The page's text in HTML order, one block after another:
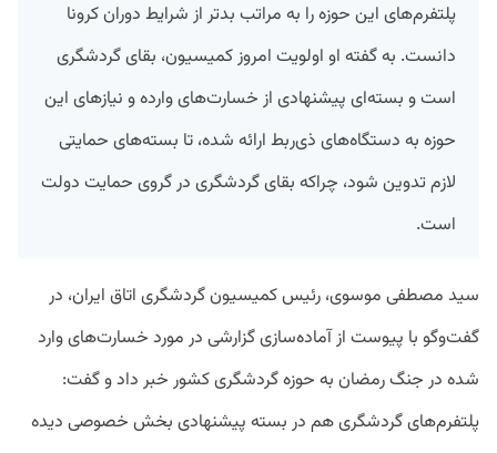
پلتفرم‌های این حوزه را به مراتب بدتر از شرایط دوران کرونا
دانست. به گفته او اولویت امروز کمیسیون، بقای گردشگری
است و بسته‌ای پیشنهادی از خسارت‌های وارده و نیازهای این
حوزه به دستگاه‌های ذی‌ربط ارائه شده، تا بسته‌های حمایتی
لازم تدوین شود، چراکه بقای گردشگری در گروی حمایت دولت
است.
سید مصطفی موسوی، رئیس کمیسیون گردشگری اتاق ایران، در
گفت‌وگو با پیوست از آماده‌سازی گزارشی در مورد خسارت‌های وارد
شده در جنگ رمضان به حوزه گردشگری کشور خبر داد و گفت:
پلتفرم‌های گردشگری هم در بسته پیشنهادی بخش خصوصی دیده